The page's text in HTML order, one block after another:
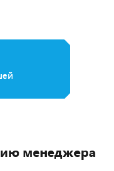
менеджера